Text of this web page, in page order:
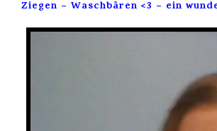
Ziegen – Waschbären <3 – ein